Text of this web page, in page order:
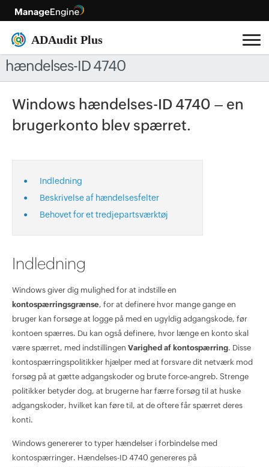
hændelses-ID 4740
Windows hændelses-ID 4740 – en
brugerkonto blev spærret.
• Indledning
• Beskrivelse af hændelsesfelter
• Behovet for et tredjepartsværktøj
Indledning
Windows giver dig mulighed for at indstille en
kontospærringsgrænse, for at definere hvor mange gange en
bruger kan forsøge at logge på med en ugyldig adgangskode, før
kontoen spærres. Du kan også definere, hvor længe en konto skal
være spærret, med indstillingen Varighed af kontospærring. Disse
kontospærringspolitikker hjælper med at forsvare dit netværk mod
forsøg på at gætte adgangskoder og brute force-angreb. Strenge
politikker betyder dog, at brugerne har færre forsøg til at huske
adgangskoder, hvilket kan føre til, at de oftere får spærret deres
konti.
Windows genererer to typer hændelser i forbindelse med
kontospærringer. Hændelses-ID 4740 genereres på